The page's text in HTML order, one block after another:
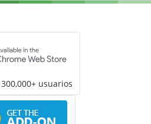
300,000+ usuarios